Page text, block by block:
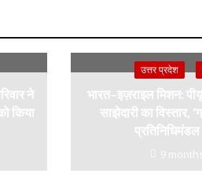
k p
ने
किया
उत्तर प्रदेश
भारत–इज़राइल मिशन:
साझेदारी का विस्तार,
9